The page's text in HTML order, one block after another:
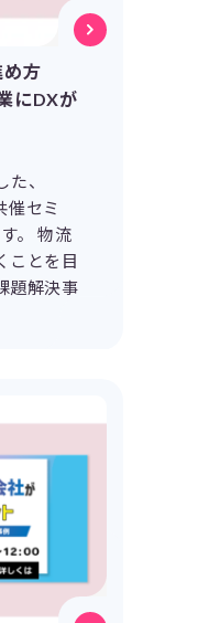
め方
にDXが
、
催セミ
。 物流
ことを目
題解決事